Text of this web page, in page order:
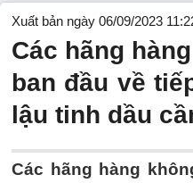
Xuất bản ngày 06/09/2023
Các hãng
ban đầu về
lậu tinh dầu
Các hãng hàng